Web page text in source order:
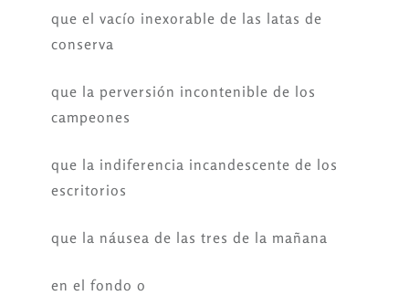
que el vacío inexorable de las latas de
conserva
que la perversión incontenible de los
campeones
que la indiferencia incandescente de los
escritorios
que la náusea de las tres de la mañana
en el fondo o